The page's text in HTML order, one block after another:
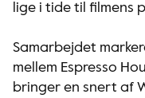
lige i tide til filmens
Samarbejdet
mellem Espresso
bringer en snert af